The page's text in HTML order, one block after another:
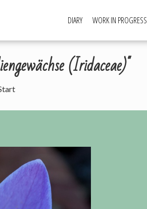
DIARY WORK IN PROGRESS
(Iridaceae)"